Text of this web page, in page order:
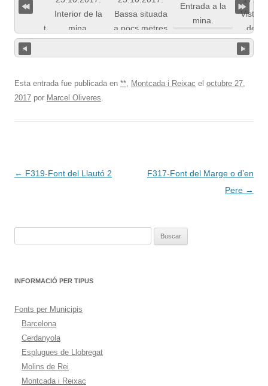
Esta entrada fue publicada en **, Montcada i Reixac el octubre 27,
2017 por Marcel Oliveres.
Navegación
← F319-Font del Llautó 2
F317-Font del Marge o d’en
Pere →
INFORMACIÓ PER TIPUS
Fonts per Municipis
Barcelona
Cerdanyola
Esplugues de Llobregat
Molins de Rei
Montcada i Reixac